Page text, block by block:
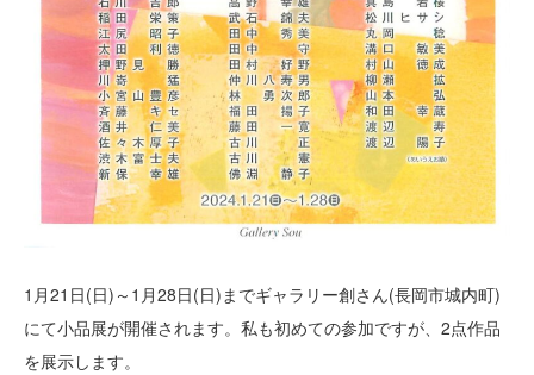
1月21日(日)～1月28日(日)までギャラリー創さん(長岡市城内町)
にて小品展が開催されます。私も初めての参加ですが、2点作品
を展示します。